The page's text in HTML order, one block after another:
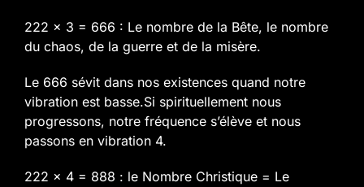
222 x 3 = 666 : Le nombre de la Bête, le nombre
du chaos, de la guerre et de la misère.
Le 666 sévit dans nos existences quand notre
vibration est basse.Si spirituellement nous
progressons, notre fréquence s’élève et nous
passons en vibration 4.
222 x 4 = 888 : le Nombre Christique = Le